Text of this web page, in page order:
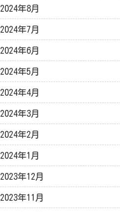
2024年8月
2024年7月
2024年6月
2024年5月
2024年4月
2024年3月
2024年2月
2024年1月
2023年12月
2023年11月